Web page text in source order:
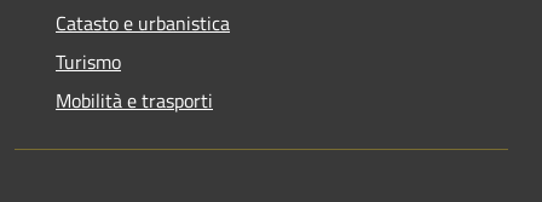
Catasto e urbanistica
Turismo
Mobilità e trasporti